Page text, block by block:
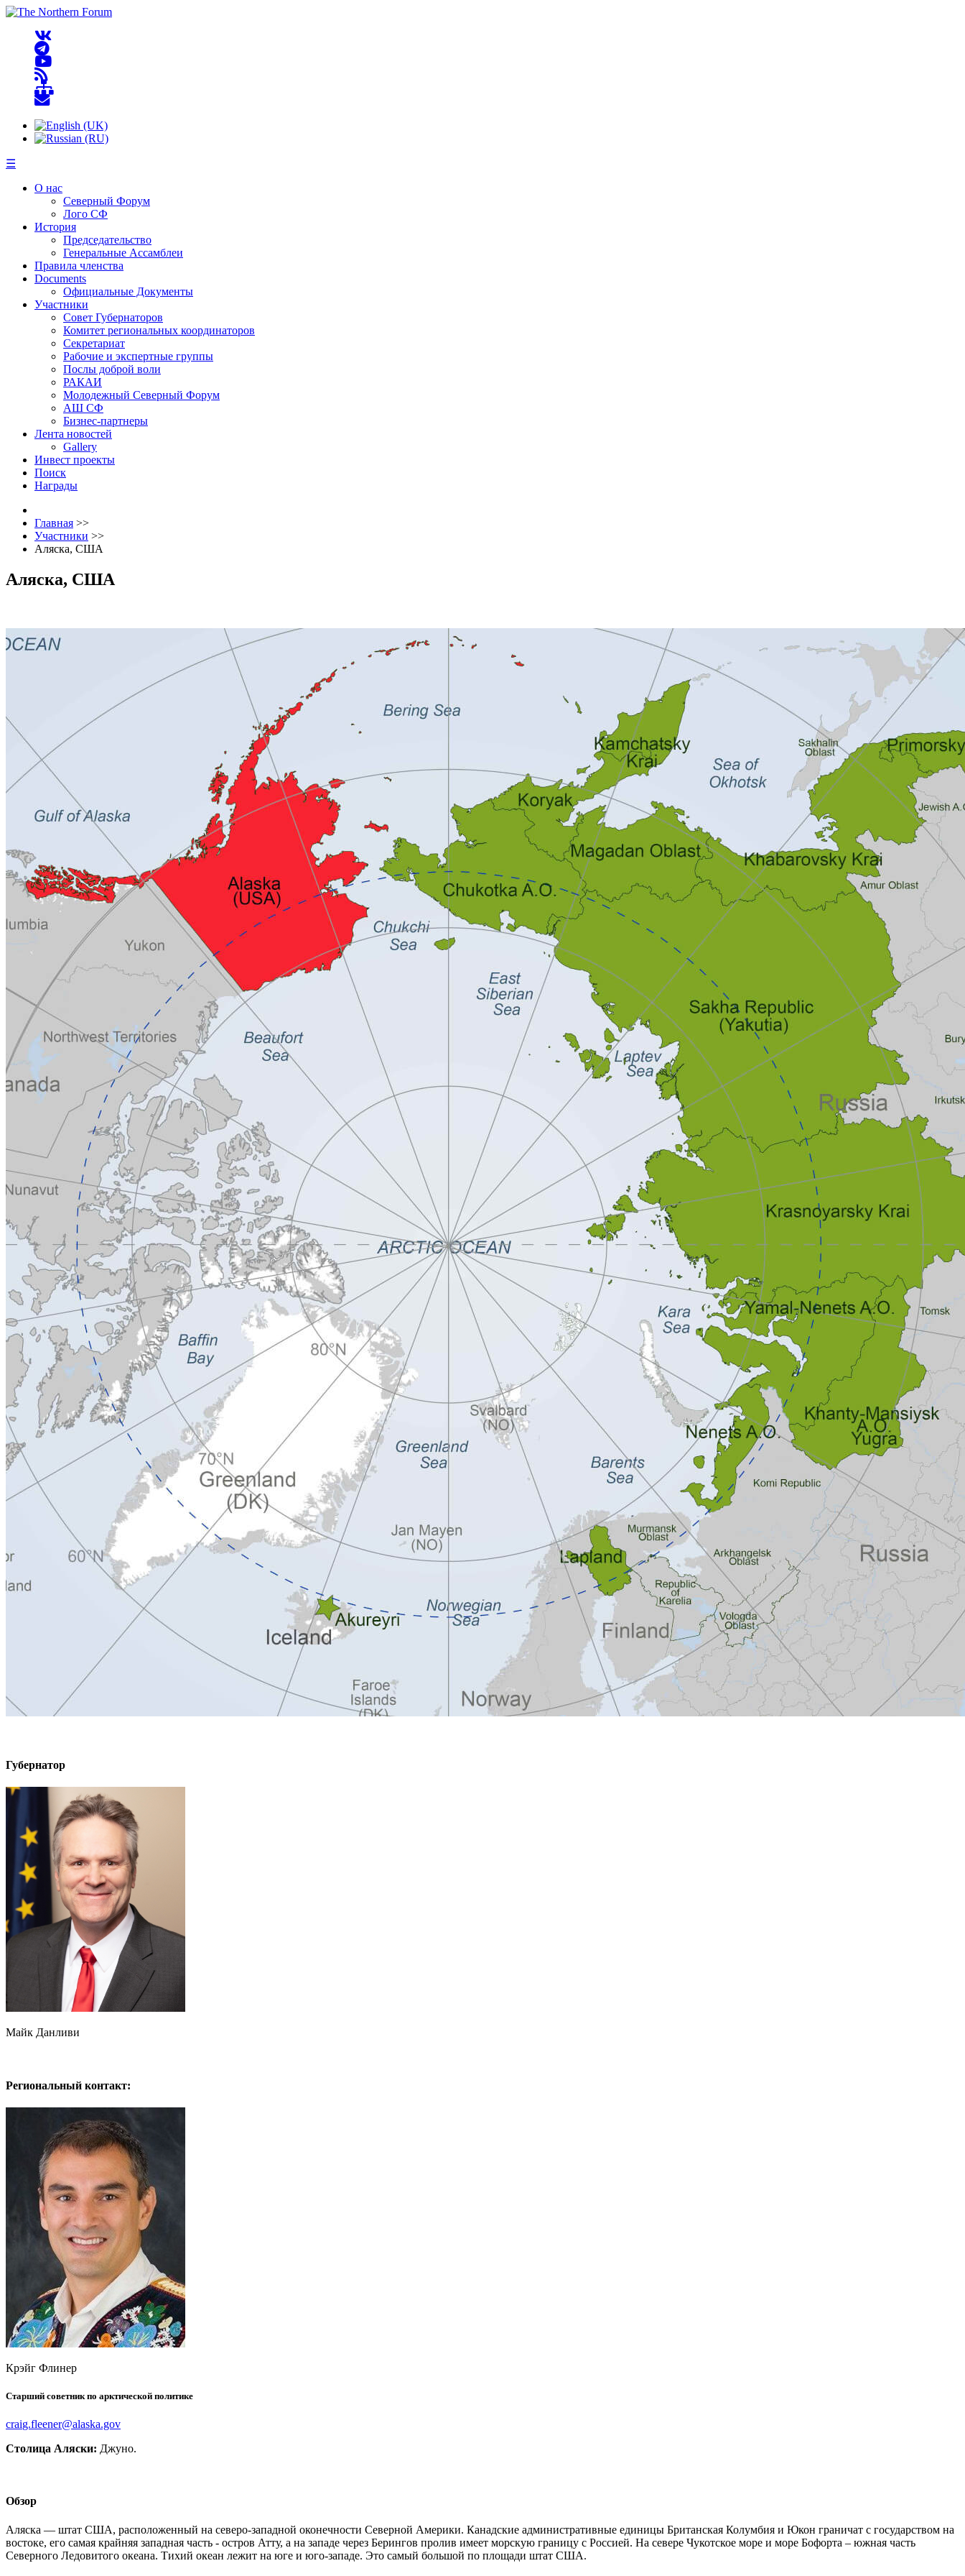
☰
О нас
Северный Форум
Лого СФ
История
Председательство
Генеральные Ассамблеи
Правила членства
Documents
Официальные Документы
Участники
Совет Губернаторов
Комитет региональных координаторов
Секретариат
Рабочие и экспертные группы
Послы доброй воли
РАКАИ
Молодежный Северный Форум
АШ СФ
Бизнес-партнеры
Лента новостей
Gallery
Инвест проекты
Поиск
Награды
Главная >>
Участники >>
Аляска, США
Аляска, США
Губернатор
Майк Данливи
Региональный контакт:
Крэйг Флинер
Старший советник по арктической политике
Столица Аляски: Джуно.
Обзор
Аляска — штат США, расположенный на северо-западной оконечности Северной Америки. Канадские административные единицы Британская Колумбия и Юкон граничат с государством на
востоке, его самая крайняя западная часть - остров Атту, а на западе через Берингов пролив имеет морскую границу с Россией. На севере Чукотское море и море Бофорта – южная часть
Северного Ледовитого океана. Тихий океан лежит на юге и юго-западе. Это самый большой по площади штат США.